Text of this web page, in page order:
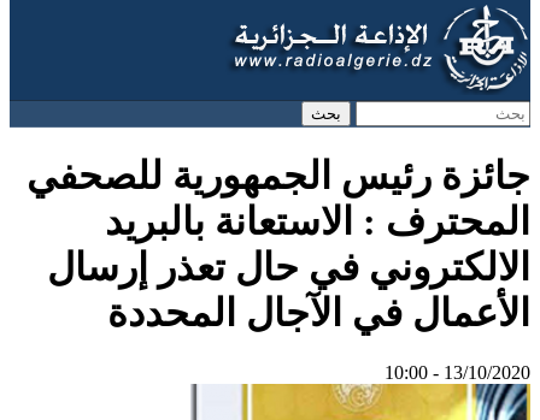
‏بحث ‏
جائزة رئيس الجمهورية للصحفي
المحترف : الاستعانة بالبريد
الالكتروني في حال تعذر إرسال
الأعمال في الآجال المحددة
13/10/2020 - 10:00